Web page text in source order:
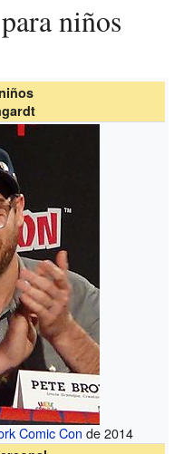
niños
Comic Con de 2014